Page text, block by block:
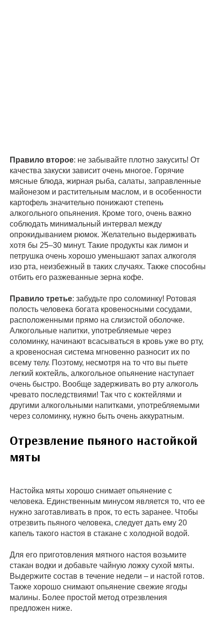
Правило второе: не забывайте плотно закусить! От
качества закуски зависит очень многое. Горячие
мясные блюда, жирная рыба, салаты, заправленные
майонезом и растительным маслом, и в особенности
картофель значительно понижают степень
алкогольного опьянения. Кроме того, очень важно
соблюдать минимальный интервал между
опрокидыванием рюмок. Желательно выдерживать
хотя бы 25–30 минут. Такие продукты как лимон и
петрушка очень хорошо уменьшают запах алкоголя
изо рта, неизбежный в таких случаях. Также способны
отбить его разжеванные зерна кофе.
Правило третье: забудьте про соломинку! Ротовая
полость человека богата кровеносными сосудами,
расположенными прямо на слизистой оболочке.
Алкогольные напитки, употребляемые через
соломинку, начинают всасываться в кровь уже во рту,
а кровеносная система мгновенно разносит их по
всему телу. Поэтому, несмотря на то что вы пьете
легкий коктейль, алкогольное опьянение наступает
очень быстро. Вообще задерживать во рту алкоголь
чревато последствиями! Так что с коктейлями и
другими алкогольными напитками, употребляемыми
через соломинку, нужно быть очень аккуратным.
Отрезвление пьяного настойкой
мяты
Настойка мяты хорошо снимает опьянение с
человека. Единственным минусом является то, что ее
нужно заготавливать в прок, то есть заранее. Чтобы
отрезвить пьяного человека, следует дать ему 20
капель такого настоя в стакане с холодной водой.
Для его приготовления мятного настоя возьмите
стакан водки и добавьте чайную ложку сухой мяты.
Выдержите состав в течение недели – и настой готов.
Также хорошо снимают опьянение свежие ягоды
малины. Более простой метод отрезвления
предложен ниже.